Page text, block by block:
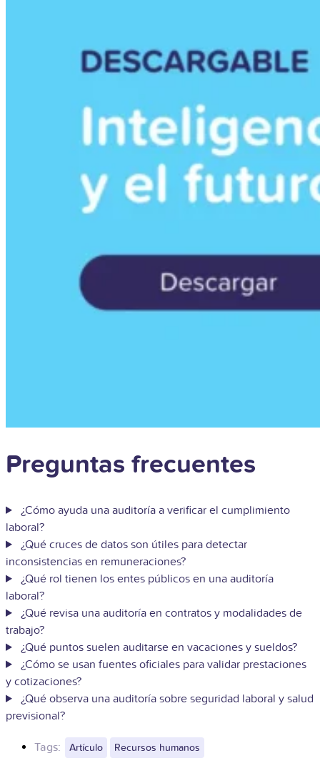
Preguntas frecuentes
¿Cómo ayuda una auditoría a verificar el cumplimiento
laboral?
¿Qué cruces de datos son útiles para detectar
inconsistencias en remuneraciones?
¿Qué rol tienen los entes públicos en una auditoría
laboral?
¿Qué revisa una auditoría en contratos y modalidades de
trabajo?
¿Qué puntos suelen auditarse en vacaciones y sueldos?
¿Cómo se usan fuentes oficiales para validar prestaciones
y cotizaciones?
¿Qué observa una auditoría sobre seguridad laboral y salud
previsional?
Tags: Artículo Recursos humanos